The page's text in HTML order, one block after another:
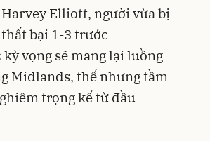
Elliott, người vừa bị
bại 1-3 trước
vọng sẽ mang lại luồng
Midlands, thế nhưng tầm
trọng kể từ đầu